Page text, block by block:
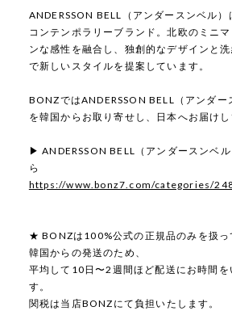
ANDERSSON BELL（アンダースンベル
コンテンポラリーブランド。北欧のミニ
ンな感性を融合し、独創的なデザインと
で新しいスタイルを提案しています。
BONZではANDERSSON BELL（アンダー
を韓国からお取り寄せし、日本へお届けし
▶ ANDERSSON BELL（アンダースンベ
ら
https://www.bonz7.com/categories/
★ BONZは100%公式の正規品のみを扱っ
韓国からの発送のため、
平均して10日〜2週間ほど配送にお時間を
す。
関税は当店BONZにて負担いたします。